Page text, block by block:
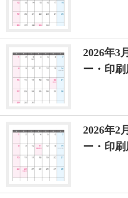
2026年3
ー・印刷
2026年2
ー・印刷